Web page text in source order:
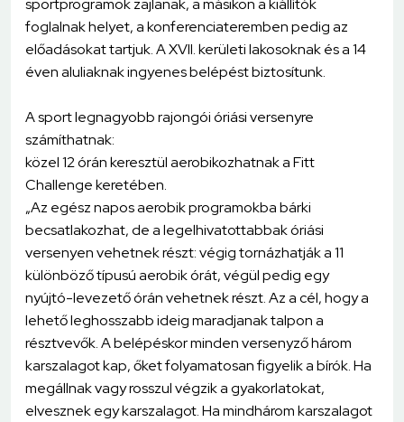
sportprogramok zajlanak, a másikon a kiállítók
foglalnak helyet, a konferenciateremben pedig az
előadásokat tartjuk. A XVII. kerületi lakosoknak és a 14
éven aluliaknak ingyenes belépést biztosítunk.
A sport legnagyobb rajongói óriási versenyre
számíthatnak:
közel 12 órán keresztül aerobikozhatnak a Fitt
Challenge keretében.
„Az egész napos aerobik programokba bárki
becsatlakozhat, de a legelhivatottabbak óriási
versenyen vehetnek részt: végig tornázhatják a 11
különböző típusú aerobik órát, végül pedig egy
nyújtó-levezető órán vehetnek részt. Az a cél, hogy a
lehető leghosszabb ideig maradjanak talpon a
résztvevők. A belépéskor minden versenyző három
karszalagot kap, őket folyamatosan figyelik a bírók. Ha
megállnak vagy rosszul végzik a gyakorlatokat,
elvesznek egy karszalagot. Ha mindhárom karszalagot